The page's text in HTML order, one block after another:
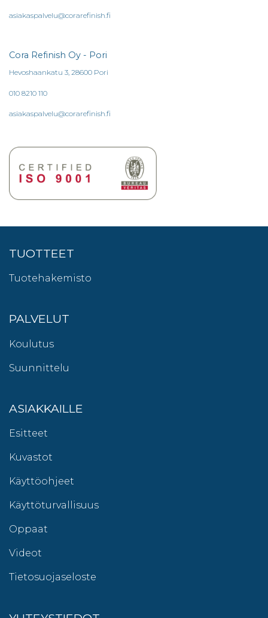
asiakaspalvelu@corarefinish.fi
Cora Refinish Oy - Pori
Hevoshaankatu 3, 28600 Pori
010 8210 110
asiakaspalvelu@corarefinish.fi
TUOTTEET
Tuotehakemisto
PALVELUT
Koulutus
Suunnittelu
ASIAKKAILLE
Esitteet
Kuvastot
Käyttöohjeet
Käyttöturvallisuus
Oppaat
Videot
Tietosuojaseloste